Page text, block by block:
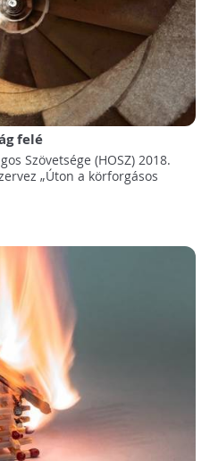
felé
Szövetsége (HOSZ) 2018.
„Úton a körforgásos